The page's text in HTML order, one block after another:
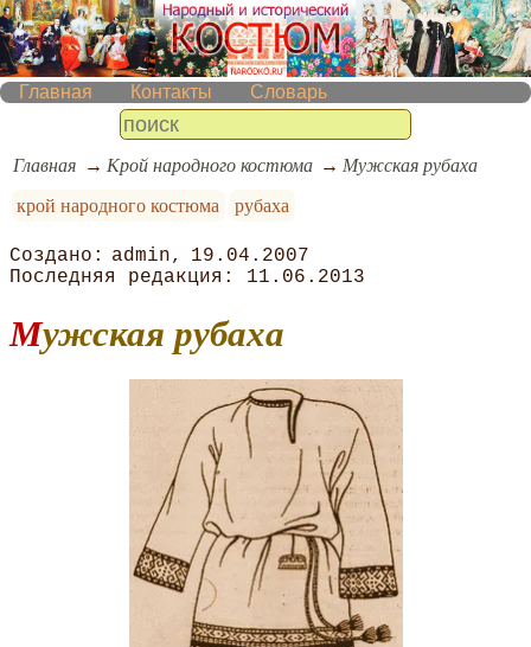
Главная Контакты Словарь
Главная Крой народного костюма
Мужская рубаха
крой народного костюма
рубаха
admin
19.04.2007
11.06.2013
Мужская рубаха